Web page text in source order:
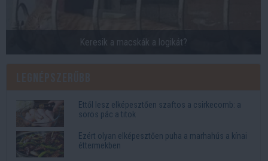
Keresik a macskák a logikát?
Ettől lesz elképesztően szaftos a csirkecomb: a
sörös pác a titok
Ezért olyan elképesztően puha a marhahús a kínai
éttermekben